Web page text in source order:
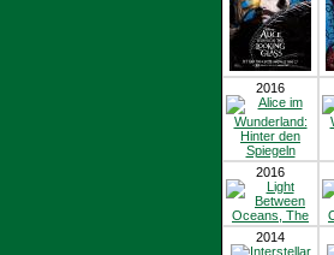
2016
2016
2014